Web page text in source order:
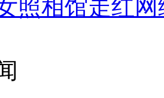
照相馆走红网